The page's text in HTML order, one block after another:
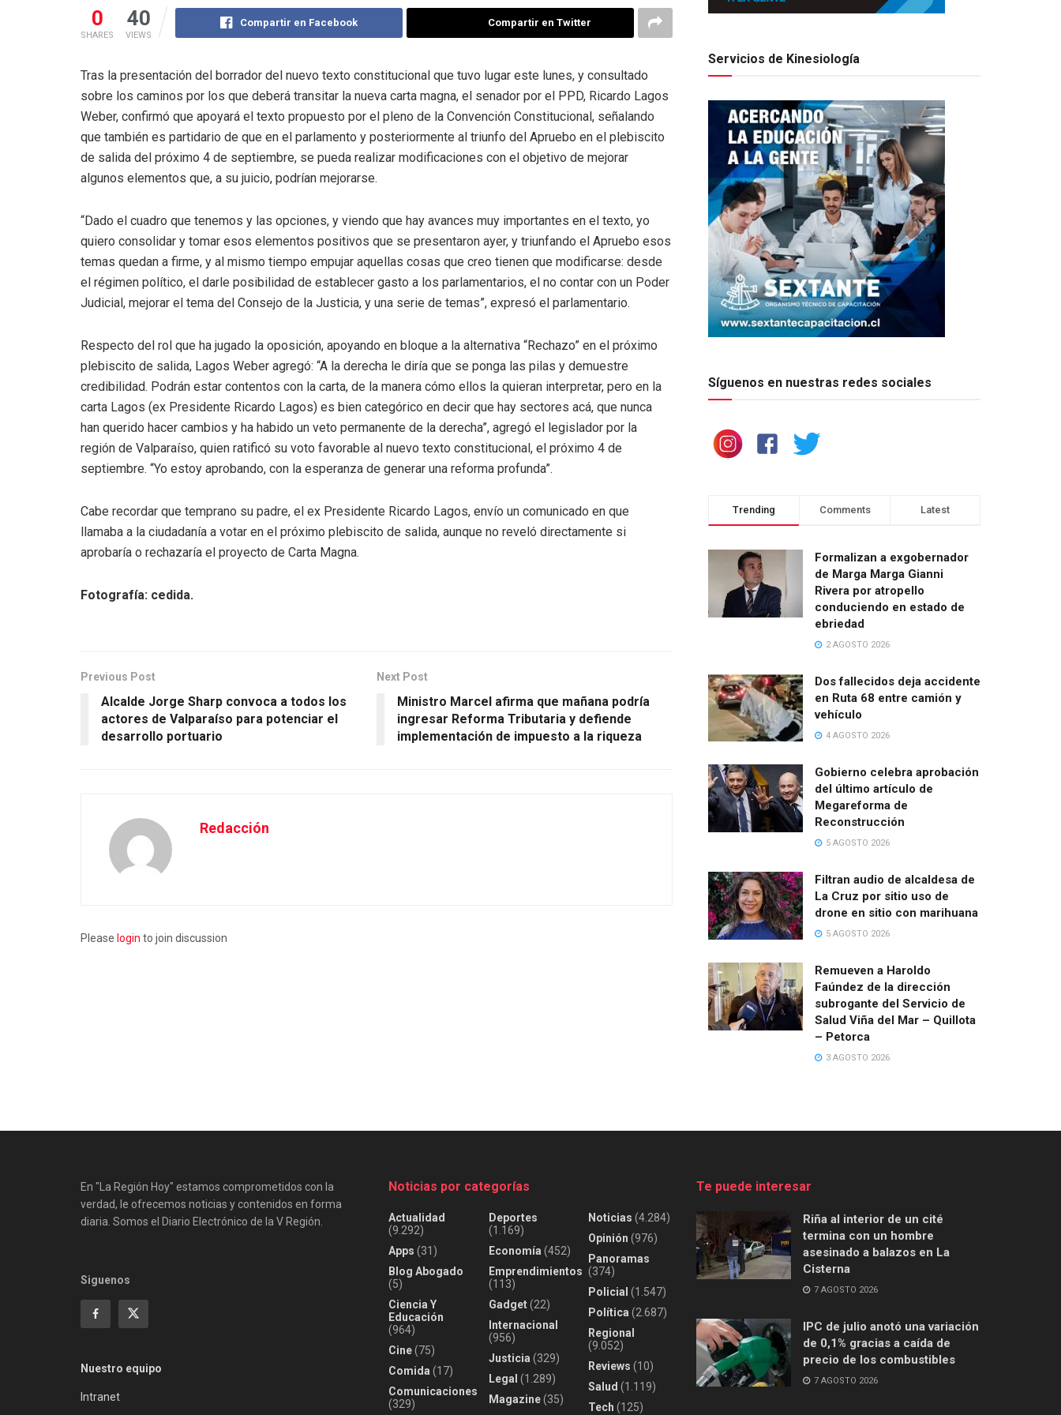
0
SHARES
40
VIEWS
Compartir en Facebook Compartir en Twitter
Tras la presentación del borrador del nuevo texto constitucional que tuvo lugar este lunes, y consultado
sobre los caminos por los que deberá transitar la nueva carta magna, el senador por el PPD, Ricardo Lagos
Weber, confirmó que apoyará el texto propuesto por el pleno de la Convención Constitucional, señalando
que también es partidario de que en el parlamento y posteriormente al triunfo del Apruebo en el plebiscito
de salida del próximo 4 de septiembre, se pueda realizar modificaciones con el objetivo de mejorar
algunos elementos que, a su juicio, podrían mejorarse.
“Dado el cuadro que tenemos y las opciones, y viendo que hay avances muy importantes en el texto, yo
quiero consolidar y tomar esos elementos positivos que se presentaron ayer, y triunfando el Apruebo esos
temas quedan a firme, y al mismo tiempo empujar aquellas cosas que creo tienen que modificarse: desde
el régimen político, el darle posibilidad de establecer gasto a los parlamentarios, el no contar con un Poder
Judicial, mejorar el tema del Consejo de la Justicia, y una serie de temas”, expresó el parlamentario.
Respecto del rol que ha jugado la oposición, apoyando en bloque a la alternativa “Rechazo” en el próximo
plebiscito de salida, Lagos Weber agregó: “A la derecha le diría que se ponga las pilas y demuestre
credibilidad. Podrán estar contentos con la carta, de la manera cómo ellos la quieran interpretar, pero en la
carta Lagos (ex Presidente Ricardo Lagos) es bien categórico en decir que hay sectores acá, que nunca
han querido hacer cambios y ha habido un veto permanente de la derecha”, agregó el legislador por la
región de Valparaíso, quien ratificó su voto favorable al nuevo texto constitucional, el próximo 4 de
septiembre. “Yo estoy aprobando, con la esperanza de generar una reforma profunda”.
Cabe recordar que temprano su padre, el ex Presidente Ricardo Lagos, envío un comunicado en que
llamaba a la ciudadanía a votar en el próximo plebiscito de salida, aunque no reveló directamente si
aprobaría o rechazaría el proyecto de Carta Magna.
Fotografía: cedida.
Previous Post
Alcalde Jorge Sharp convoca a todos los
actores de Valparaíso para potenciar el
desarrollo portuario
Next Post
Ministro Marcel afirma que mañana podría
ingresar Reforma Tributaria y defiende
implementación de impuesto a la riqueza
Redacción
Please login to join discussion
Servicios de Kinesiología
Síguenos en nuestras redes sociales
Trending Comments Latest
Formalizan a exgobernador
de Marga Marga Gianni
Rivera por atropello
conduciendo en estado de
ebriedad
2 AGOSTO 2026
Dos fallecidos deja accidente
en Ruta 68 entre camión y
vehículo
4 AGOSTO 2026
Gobierno celebra aprobación
del último artículo de
Megareforma de
Reconstrucción
5 AGOSTO 2026
Filtran audio de alcaldesa de
La Cruz por sitio uso de
drone en sitio con marihuana
5 AGOSTO 2026
Remueven a Haroldo
Faúndez de la dirección
subrogante del Servicio de
Salud Viña del Mar – Quillota
– Petorca
3 AGOSTO 2026
En "La Región Hoy" estamos comprometidos con la
verdad, le ofrecemos noticias y contenidos en forma
diaria. Somos el Diario Electrónico de la V Región.
Siguenos
Nuestro equipo
Intranet
Noticias por categorías
Actualidad
(9.292)
Apps (31)
Blog Abogado
(5)
Ciencia Y
Educación
(964)
Cine(75)
Comida (17)
Comunicaciones
(329)
Deportes
(1.169)
Economía (452)
Emprendimientos
(113)
Gadget(22)
Internacional
(956)
Justicia (329)
Legal (1.289)
Magazine(35)
Noticias (4.284)
Opinión (976)
Panoramas
(374)
Policial (1.547)
Política (2.687)
Regional
(9.052)
Reviews (10)
Salud (1.119)
Tech (125)
Te puede interesar
Riña al interior de un cité
termina con un hombre
asesinado a balazos en La
Cisterna
7 AGOSTO 2026
IPC de julio anotó una variación
de 0,1% gracias a caída de
precio de los combustibles
7 AGOSTO 2026